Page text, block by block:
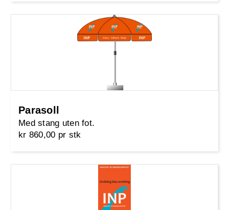
Parasoll
Med stang uten fot.
kr 860,00 pr stk